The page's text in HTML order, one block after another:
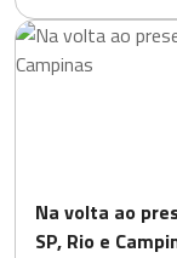
Na volta ao
SP, Rio e